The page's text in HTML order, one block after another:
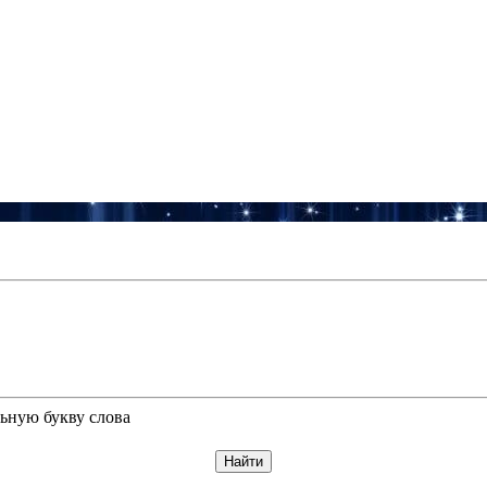
букву слова